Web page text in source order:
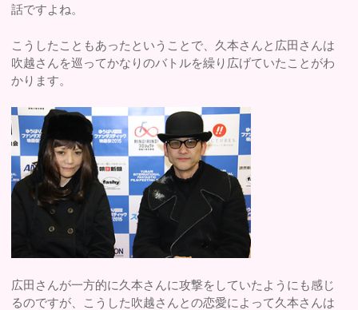
話ですよね。
こうしたこともあったということで、久本さんと広田さんは
吹越さんを巡ってかなりのバトルを繰り広げていたことがわ
かります。
広田さんが一方的に久本さんに攻撃をしていたようにも感じ
るのですが、こうした吹越さんとの恋愛によって久本さんは